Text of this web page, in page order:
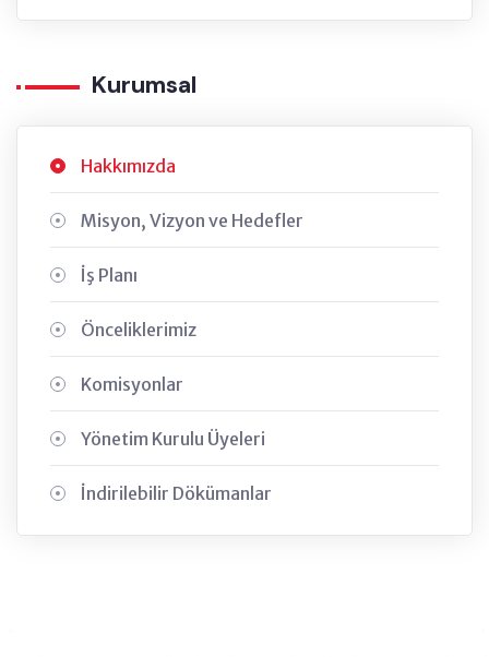
Kurumsal
Hakkımızda
Misyon, Vizyon ve Hedefler
İş Planı
Önceliklerimiz
Komisyonlar
Yönetim Kurulu Üyeleri
İndirilebilir Dökümanlar